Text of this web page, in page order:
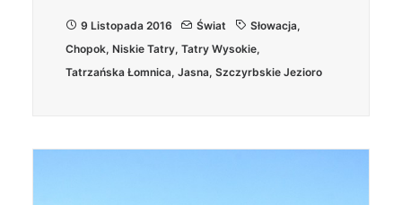
9 Listopada 2016 Świat Słowacja,
Chopok, Niskie Tatry, Tatry Wysokie,
Tatrzańska Łomnica, Jasna, Szczyrbskie Jezioro